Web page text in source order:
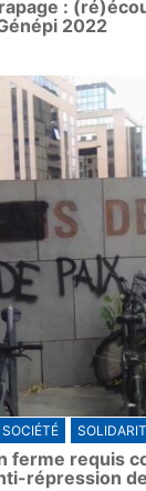
:
2022
SOCIÉTÉ
ferme requis
répression